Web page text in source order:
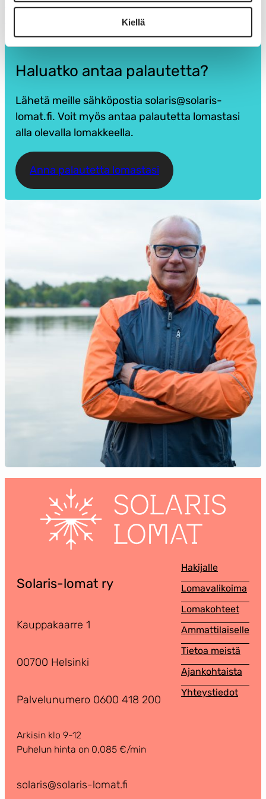
Kiellä
050 5824 357
aino.majava@solaris-lomat.fi
Haluatko antaa palautetta?
Lähetä meille sähköpostia solaris@solaris-
lomat.fi. Voit myös antaa palautetta lomastasi
alla olevalla lomakkeella.
Anna palautetta lomastasi
Solaris-lomat ry
Kauppakaarre 1
00700 Helsinki
Palvelunumero 0600 418 200
Arkisin klo 9-12
Puhelun hinta on 0,085 €/min
solaris@solaris-lomat.fi
Hakijalle
Lomavalikoima
Lomakohteet
Ammattilaiselle
Tietoa meistä
Ajankohtaista
Yhteystiedot